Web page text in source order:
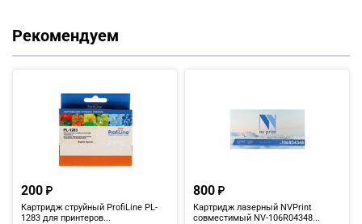
Рекомендуем
200
Картридж струйный ProfiLine PL-
1283 для принтеров...
800
Картридж лазерный NVPrint
совместимый NV-106R04348...